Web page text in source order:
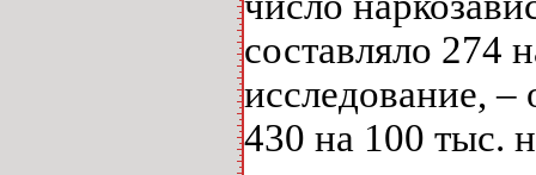
составляло 274
исследование, ‒
430 на 100 тыс.